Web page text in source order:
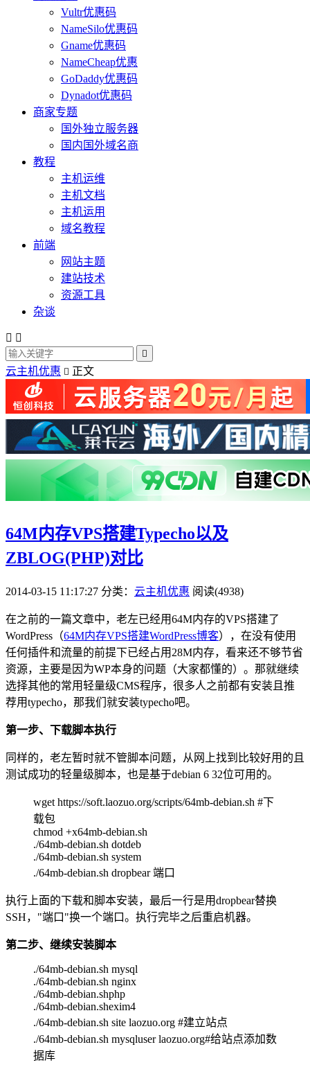
Vultr优惠码
NameSilo优惠码
Gname优惠码
NameCheap优惠
GoDaddy优惠码
Dynadot优惠码
商家专题
国外独立服务器
国内国外域名商
教程
主机运维
主机文档
主机运用
域名教程
前端
网站主题
建站技术
资源工具
杂谈
 

云主机优惠  正文
64M内存VPS搭建Typecho以及
ZBLOG(PHP)对比
2014-03-15 11:17:27 分类： 云主机优惠 阅读(4938)
在之前的一篇文章中，老左已经用64M内存的VPS搭建了
WordPress（64M内存VPS搭建WordPress博客），在没有使用
任何插件和流量的前提下已经占用28M内存，看来还不够节省
资源，主要是因为WP本身的问题（大家都懂的）。那就继续
选择其他的常用轻量级CMS程序，很多人之前都有安装且推
荐用typecho，那我们就安装typecho吧。
第一步、下载脚本执行
同样的，老左暂时就不管脚本问题，从网上找到比较好用的且
测试成功的轻量级脚本，也是基于debian 6 32位可用的。
wget https://soft.laozuo.org/scripts/64mb-debian.sh #下
载包
chmod +x64mb-debian.sh
./64mb-debian.sh dotdeb
./64mb-debian.sh system
./64mb-debian.sh dropbear 端口
执行上面的下载和脚本安装，最后一行是用dropbear替换
SSH，"端口"换一个端口。执行完毕之后重启机器。
第二步、继续安装脚本
./64mb-debian.sh mysql
./64mb-debian.sh nginx
./64mb-debian.shphp
./64mb-debian.shexim4
./64mb-debian.sh site laozuo.org #建立站点
./64mb-debian.sh mysqluser laozuo.org#给站点添加数
据库